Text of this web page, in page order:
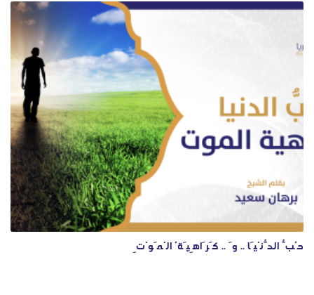
حُبُّ الدُّنْيَا .. وَ .. كَرَاهِيَةُ الْمَوْتِ